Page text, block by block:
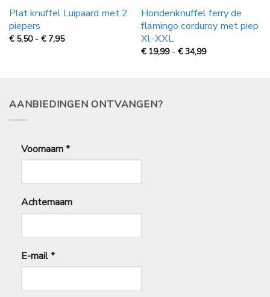
Plat knuffel Luipaard met 2
piepers
€ 5,50 - € 7,95Prijsklasse:
7,95
Hondenknuffel ferry de
flamingo corduroy met piep
Xl-XXL
€ 19,99 - €34,99Prijsklasse:
€
AANBIEDINGEN ONTVANGEN?
Voornaam*
Achternaam
E-mail*